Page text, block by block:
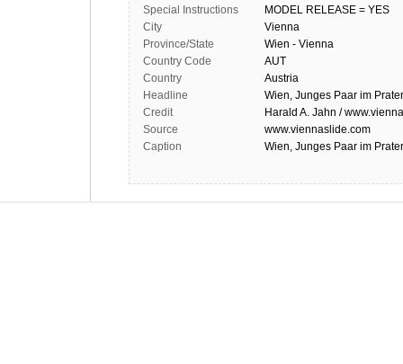
Special Instructions
MODEL RELEASE = YES
City
Vienna
Province/State
Wien - Vienna
Country Code
AUT
Country
Austria
Headline
Wien, Junges Paar im
Credit
Harald A. Jahn /
Source
www.viennaslide.com
Caption
Wien, Junges Paar im